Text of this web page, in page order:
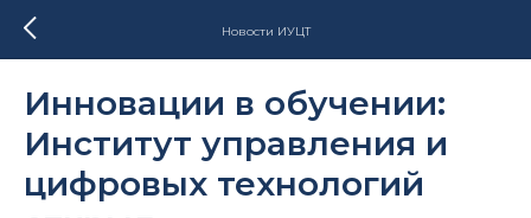
Новости ИУЦТ
Инновации в обучении:
Институт управления и
цифровых технологий